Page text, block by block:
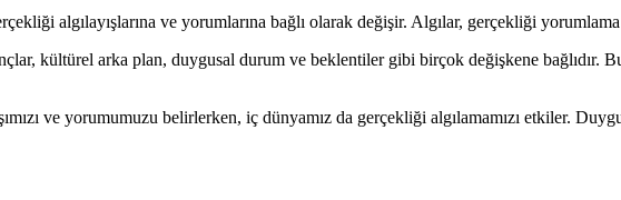
algılayışlarına ve yorumlarına bağlı olarak değişir. Algılar, gerçekliği
kültürel arka plan, duygusal durum ve beklentiler gibi birçok değişkene bağlıdır.
ve yorumumuzu belirlerken, iç dünyamız da gerçekliği algılamamızı etkiler.